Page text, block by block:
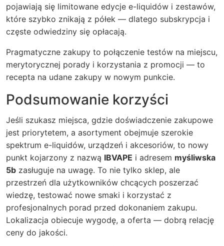
pojawiają się limitowane edycje e-liquidów i zestawów,
które szybko znikają z półek — dlatego subskrypcja i
częste odwiedziny się opłacają.
Pragmatyczne zakupy to połączenie testów na miejscu,
merytorycznej porady i korzystania z promocji — to
recepta na udane zakupy w nowym punkcie.
Podsumowanie korzyści
Jeśli szukasz miejsca, gdzie doświadczenie zakupowe
jest priorytetem, a asortyment obejmuje szerokie
spektrum e-liquidów, urządzeń i akcesoriów, to nowy
punkt kojarzony z nazwą IBVAPE i adresem myśliwska
5b zasługuje na uwagę. To nie tylko sklep, ale
przestrzeń dla użytkowników chcących poszerzać
wiedzę, testować nowe smaki i korzystać z
profesjonalnych porad przed dokonaniem zakupu.
Lokalizacja obiecuje wygodę, a oferta — dobrą relację
ceny do jakości.